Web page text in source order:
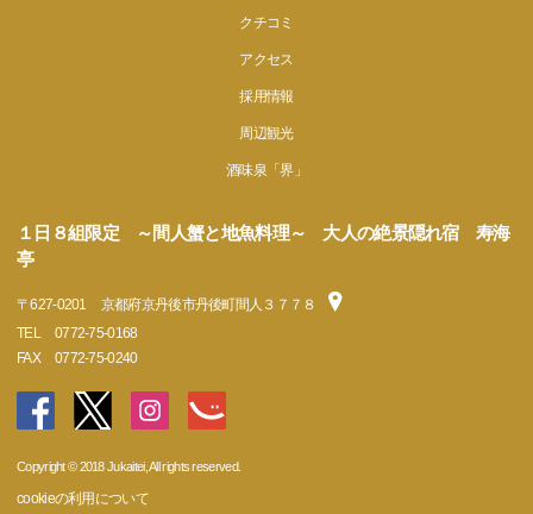
クチコミ
アクセス
採用情報
周辺観光
酒味泉「界」
１日８組限定 ～間人蟹と地魚料理～ 大人の絶景隠れ宿 寿海
亭
〒627-0201
京都府京丹後市丹後町間人３７７８
TEL
0772-75-0168
FAX
0772-75-0240
Copyright © 2018 Jukaitei, All rights reserved.
cookieの利用について